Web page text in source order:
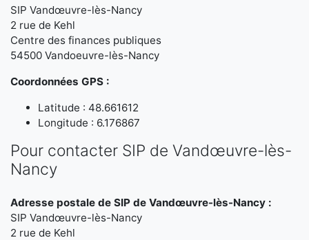
SIP Vandœuvre-lès-Nancy
2 rue de Kehl
Centre des finances publiques
54500 Vandoeuvre-lès-Nancy
Coordonnées GPS :
Latitude : 48.661612
Longitude : 6.176867
Pour contacter SIP de Vandœuvre-lès-
Nancy
Adresse postale de SIP de Vandœuvre-lès-Nancy :
SIP Vandœuvre-lès-Nancy
2 rue de Kehl